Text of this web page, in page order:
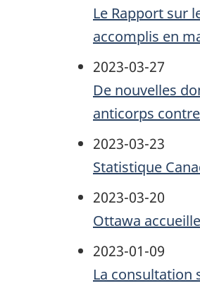
Le Rapport sur
accomplis en
2023-03-27
De nouvelles
anticorps
2023-03-23
Statistique
2023-03-20
Ottawa
2023-01-09
La consultation